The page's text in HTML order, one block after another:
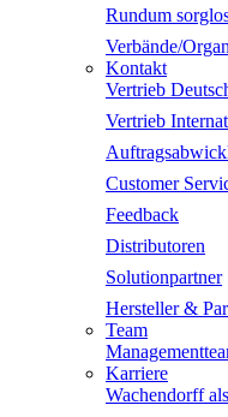
Rundum
Verbände/
Kontakt
Vertrieb
Vertrieb
Customer
Feedback
Distributoren
Solutionpartner
Hersteller &
Team
Karriere
Wachendorff